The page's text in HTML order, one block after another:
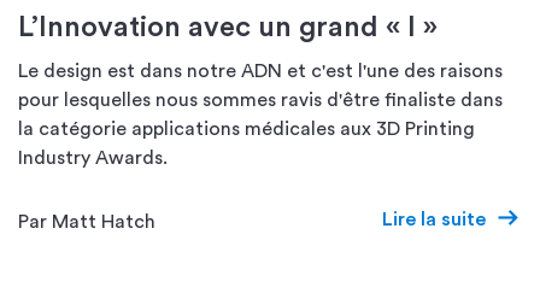
L’Innovation avec un grand « I »
Le design est dans notre ADN et c'est l'une des raisons
pour lesquelles nous sommes ravis d'être finaliste dans
la catégorie applications médicales aux 3D Printing
Industry Awards.
Par Matt Hatch Lire la suite